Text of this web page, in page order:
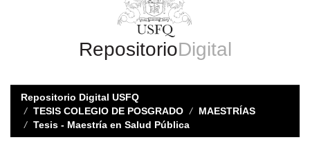
RepositorioDigital
Repositorio Digital USFQ
TESIS COLEGIO DE POSGRADO
MAESTRÍAS
Tesis - Maestría en Salud Pública